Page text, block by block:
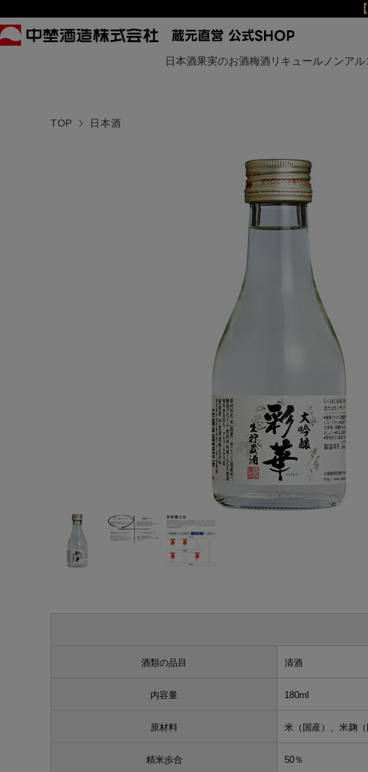
日本酒果実のお酒梅酒 リキュールノンアル
TOP 日本酒
酒類の品目 清酒
内容量 180ml
原材料 米（国産）、米麹
精米歩合 50％